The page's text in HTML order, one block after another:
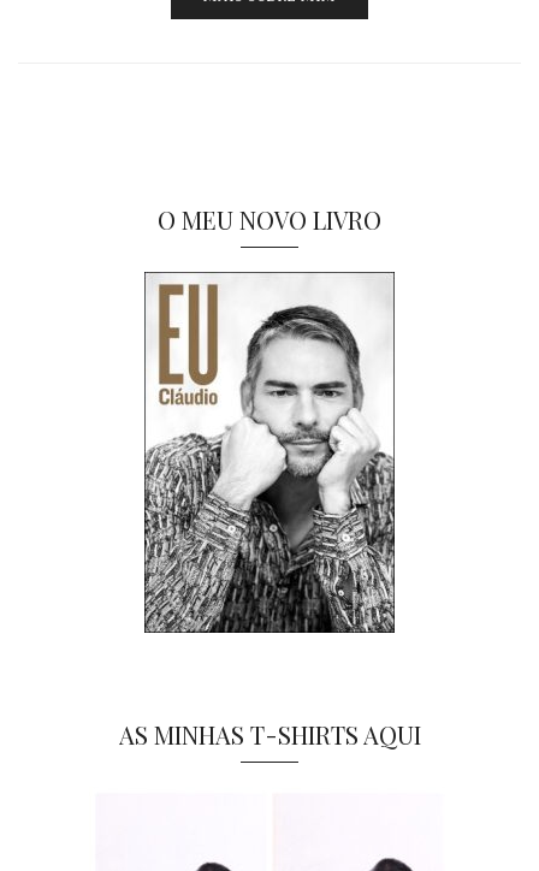
O MEU NOVO LIVRO
AS MINHAS T-SHIRTS AQUI